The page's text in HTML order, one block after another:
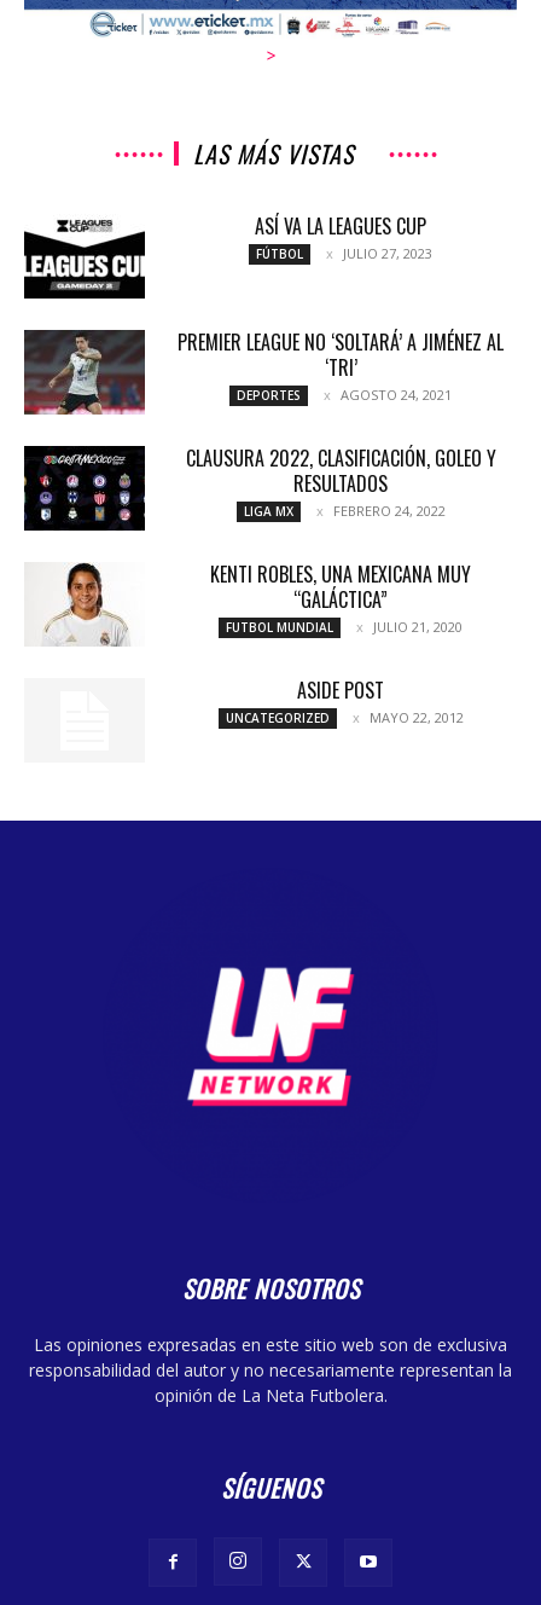
>
LAS MÁS VISTAS
ASÍ VA LA LEAGUES CUP
FÚTBOL JULIO 27, 2023
PREMIER LEAGUE NO ‘SOLTARÁ’ A JIMÉNEZ AL
‘TRI’
DEPORTES AGOSTO 24, 2021
CLAUSURA 2022, CLASIFICACIÓN, GOLEO Y
RESULTADOS
LIGA MX FEBRERO 24, 2022
KENTI ROBLES, UNA MEXICANA MUY
“GALÁCTICA”
FUTBOL MUNDIAL JULIO 21, 2020
ASIDE POST
UNCATEGORIZED MAYO 22, 2012
SOBRE NOSOTROS
Las opiniones expresadas en este sitio web son de exclusiva
responsabilidad del autor y no necesariamente representan la
opinión de La Neta Futbolera.
SÍGUENOS